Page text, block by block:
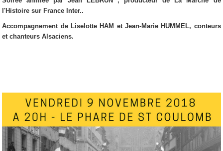
l'Histoire sur France Inter..
Accompagnement de Liselotte HAM et Jean-Marie HUMMEL, conteurs
et chanteurs Alsaciens.